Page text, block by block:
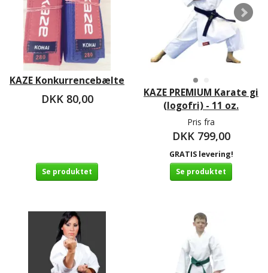
KAZE Konkurrencebælte
DKK 80,00
Se produktet
KAZE PREMIUM Karate gi
(logofri) - 11 oz.
Pris fra
DKK 799,00
GRATIS levering!
Se produktet